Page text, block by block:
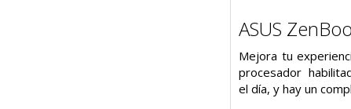
ASUS
Mejora tu
procesador
el día, y hay un